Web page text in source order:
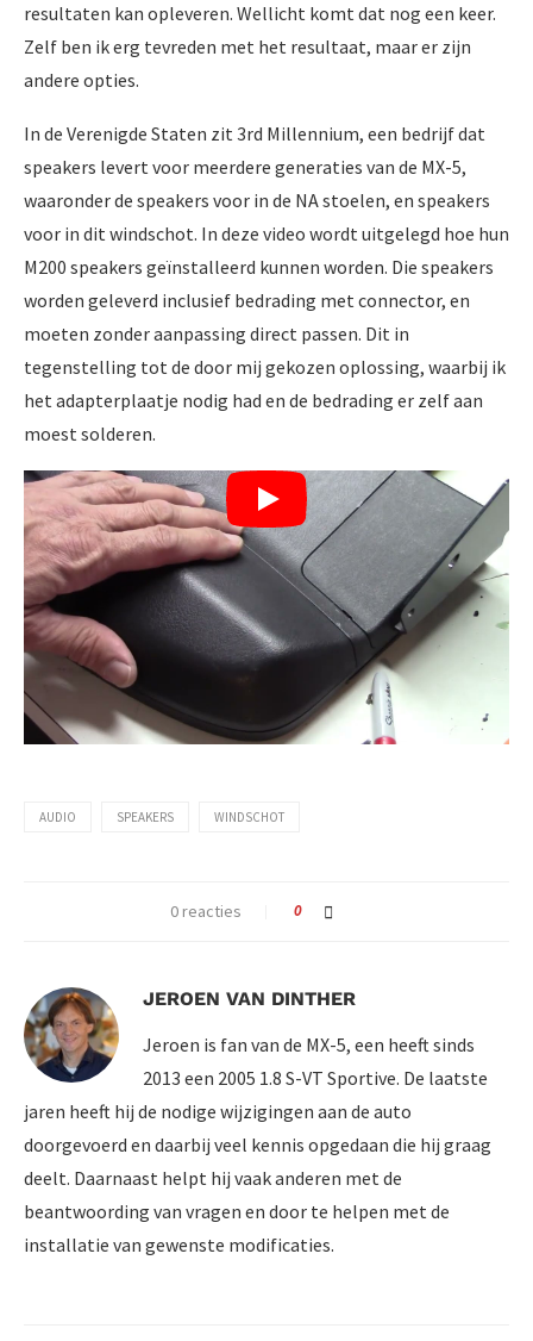
resultaten kan opleveren. Wellicht komt dat nog een keer.
Zelf ben ik erg tevreden met het resultaat, maar er zijn
andere opties.
In de Verenigde Staten zit 3rd Millennium, een bedrijf dat
speakers levert voor meerdere generaties van de MX-5,
waaronder de speakers voor in de NA stoelen, en speakers
voor in dit windschot. In deze video wordt uitgelegd hoe hun
M200 speakers geïnstalleerd kunnen worden. Die speakers
worden geleverd inclusief bedrading met connector, en
moeten zonder aanpassing direct passen. Dit in
tegenstelling tot de door mij gekozen oplossing, waarbij ik
het adapterplaatje nodig had en de bedrading er zelf aan
moest solderen.
AUDIO SPEAKERS WINDSCHOT
0 reacties 0
JEROEN VAN DINTHER
Jeroen is fan van de MX-5, een heeft sinds
2013 een 2005 1.8 S-VT Sportive. De laatste
jaren heeft hij de nodige wijzigingen aan de auto
doorgevoerd en daarbij veel kennis opgedaan die hij graag
deelt. Daarnaast helpt hij vaak anderen met de
beantwoording van vragen en door te helpen met de
installatie van gewenste modificaties.